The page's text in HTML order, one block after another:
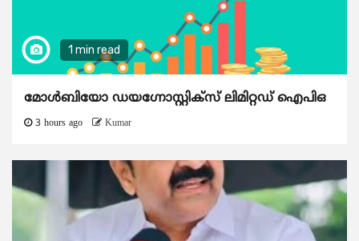
1 min read
മോൾബിയോ ഡയഗ്നോസ്റ്റിക്സ് ലിമിറ്റഡ് ഐപിഒ
3 hours ago Kumar